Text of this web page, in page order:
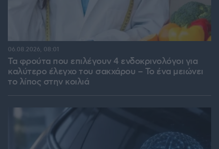
Τα φρούτα που επιλέγουν 4 ενδοκρινολόγοι για
καλύτερο έλεγχο του σακχάρου – Το ένα μειώνει
το λίπος στην κοιλιά
06.08.2026, 08:01